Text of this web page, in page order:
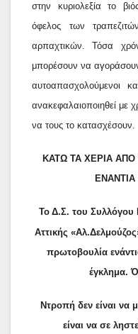
στην κυριολεξία το
όφελος των
αρπαχτικών. Τόσα
μπορέσουν να αγοράσουν
αυτοαπασχολούμενοι
ανακεφαλαιοποιηθεί με
να τους το κατασχέσουν.
ΚΑΤΩ ΤΑ ΧΕΡΙΑ ΑΠΟ
ΕΝΑΝΤΙΑ
Το Δ.Σ. του Συλλόγου
Αττικής
πρωτοβουλία
έγκλημα.
Ντροπή δεν είναι να
είναι να σε